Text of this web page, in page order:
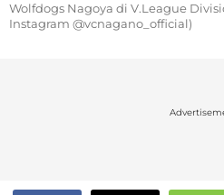
Wolfdogs Nagoya di V.League
Instagram @vcnagano_official)